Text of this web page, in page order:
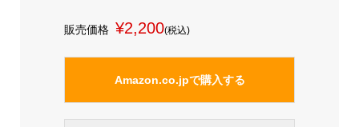
販売価格 ¥2,200(税込)
Amazon.co.jpで購入する